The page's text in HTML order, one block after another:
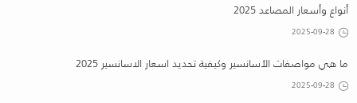
أنواع وأسعار المصاعد 2025
2025-09-28
ما هي مواصفات الأسانسير وكيفية تحديد اسعار الاسانسير 2025
2025-09-28